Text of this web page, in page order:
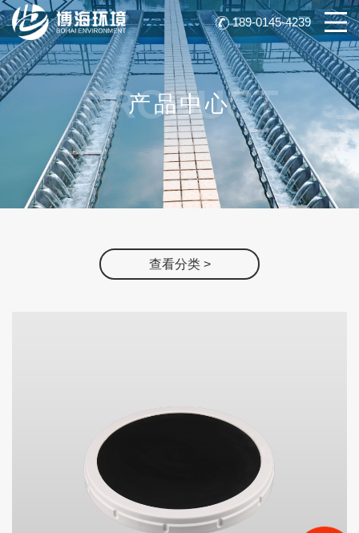
189-0145-4239
PRODUCT
产品中心
查看分类 >